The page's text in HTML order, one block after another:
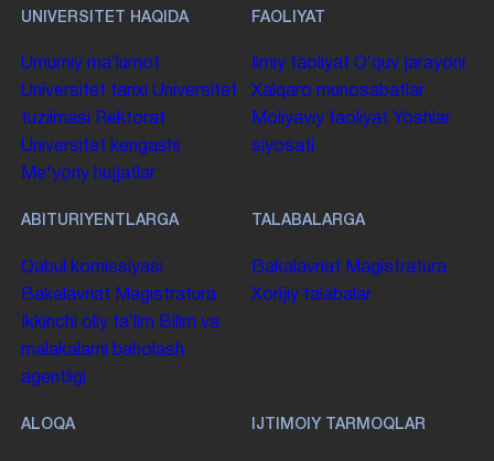
UNIVERSITET HAQIDA
Umumiy maʼlumot
Universitet tarixi Universitet
tuzilmasi
Rektorat
Universitet kengashi
Me'yoriy hujjatlar
FAOLIYAT
Ilmiy faoliyat Oʻquv jarayoni
Xalqaro munosabatlar
Moliyaviy faoliyat Yoshlar
siyosati
ABITURIYENTLARGA
Qabul komissiyasi
Bakalavriat Magistratura
Ikkinchi oliy taʼlim Bilim va
malakalarni baholash
agentligi
TALABALARGA
Bakalavriat Magistratura
Xorijiy talabalar
ALOQA IJTIMOIY TARMOQLAR